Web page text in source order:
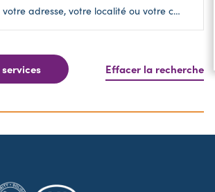
Effacer la recherche